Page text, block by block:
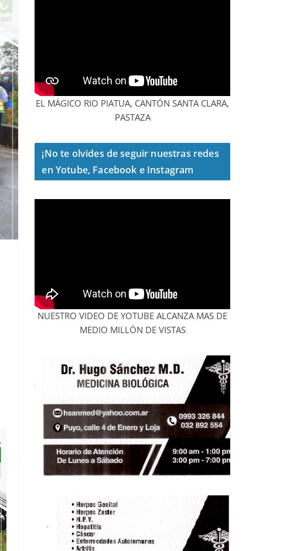
EL MÁGICO RIO PIATUA, CANTÓN SANTA CLARA,
PASTAZA
¡No te olvides de seguir nuestras redes
en Yotube, Facebook e Instagram
NUESTRO VIDEO DE YOTUBE ALCANZA MAS DE
MEDIO MILLÓN DE VISTAS